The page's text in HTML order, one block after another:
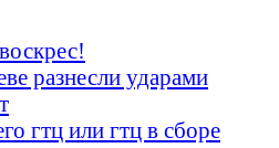
разнесли ударами
гтц или гтц в сборе